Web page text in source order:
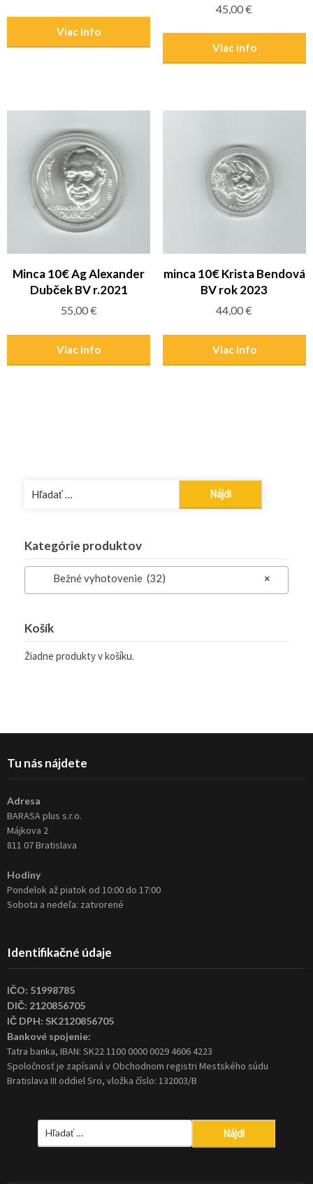
Viac info
45,00€
Viac info
Minca 10€ Ag Alexander
Dubček BV r.2021
55,00€
Viac info
minca 10€ Krista Bendová
BV rok 2023
44,00€
Viac info
Kategórie produktov
×
Bežné vyhotovenie (32)
Košík
Žiadne produkty v košíku.
Tu nás nájdete
Adresa
BARASA plus s.r.o.
Májkova 2
811 07 Bratislava
Hodiny
Pondelok až piatok od 10:00 do 17:00
Sobota a nedeľa: zatvorené
Identifikačné údaje
IČO: 51998785
DIČ: 2120856705
IČ DPH: SK2120856705
Bankové spojenie:
Tatra banka, IBAN: SK22 1100 0000 0029 4606 4223
Spoločnosť je zapísaná v Obchodnom registri Mestského súdu
Bratislava III oddiel Sro, vložka číslo: 132003/B